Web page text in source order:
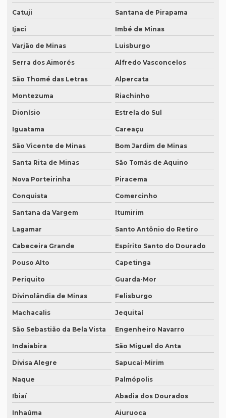
Revisão de textos em japonês
Revisão de textos jurídicos
Revisão de textos em mandarim
Revisão de textos em português
Revisão de textos técnicos
Revisão de trabalhos acadêmicos
Serviço de degravação de audio
Serviço de degravação de áudio em texto
Serviço de degravação em espanhol
Serviço de intérprete inglês espanhol
Serviço de legendagem de vídeos
Serviço de revisão de artigos científicos
Serviço de revisão gramatical profissional
Serviço de revisão de manuscritos literários
Serviço de revisão ortográfica
Serviço de revisão de teses e dissertações
Serviço de revisão de textos em alemão
Serviço de revisão de textos em árabe
Serviço de revisão de textos em coreano
Serviço de revisão de textos jurídicos
Catuji Santana de Pirapama
Ijaci Imbé de Minas
Varjão de Minas Luisburgo
Serra dos Aimorés Alfredo Vasconcelos
São Thomé das Letras Alpercata
Montezuma Riachinho
Dionísio Estrela do Sul
Iguatama Careaçu
São Vicente de Minas Bom Jardim de Minas
Santa Rita de Minas São Tomás de Aquino
Nova Porteirinha Piracema
Conquista Comercinho
Santana da Vargem Itumirim
Lagamar Santo Antônio do Retiro
Cabeceira Grande Espírito Santo do Dourado
Pouso Alto Capetinga
Periquito Guarda-Mor
Divinolândia de Minas Felisburgo
Machacalis Jequitaí
São Sebastião da Bela Vista Engenheiro Navarro
Indaiabira São Miguel do Anta
Divisa Alegre Sapucaí-Mirim
Naque Palmópolis
Ibiaí Abadia dos Dourados
Inhaúma Aiuruoca